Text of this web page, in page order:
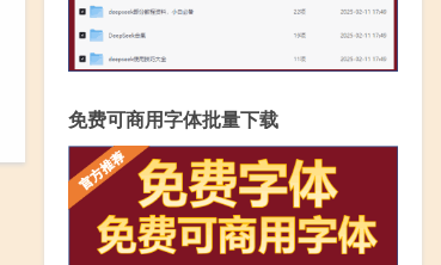
免费可商用字体批量下载